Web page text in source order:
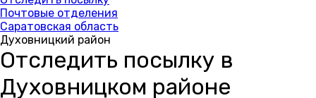
Почтовые отделения
Саратовская область
Духовницкий район
Отследить посылку в
Духовницком районе